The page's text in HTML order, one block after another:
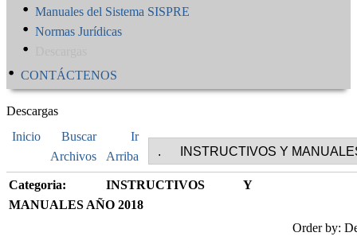
Manuales del Sistema SISPRE
Normas Jurídicas
CONTÁCTENOS
Descargas
Inicio
Buscar
Archivos
Ir
Arriba
Categoria: INSTRUCTIVOS Y
MANUALES AÑO 2018
Order by: